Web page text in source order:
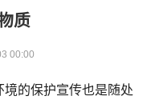
质
00:00
的保护宣传也是随处